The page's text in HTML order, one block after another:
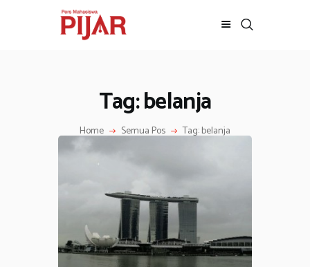
Tag: belanja
Home Semua Pos Tag: belanja
BERITA
ADVERTORIAL
SOSOK
GALERI
JALAN-JALAN
GAYA HIDUP
OLAHRAGA
OPINI